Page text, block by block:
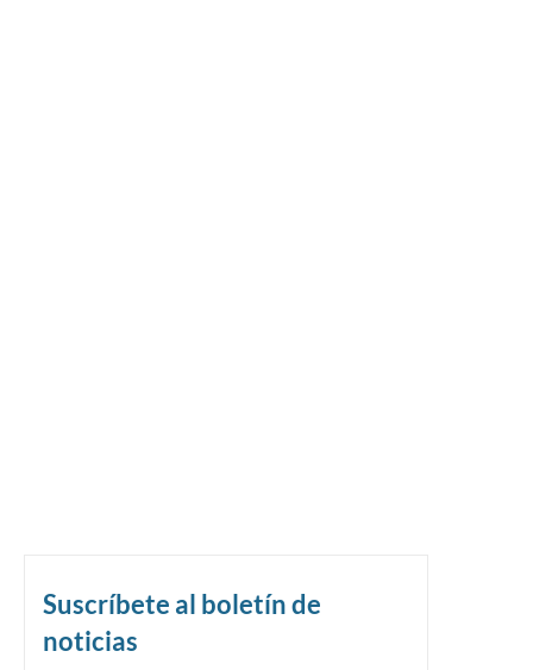
Suscríbete al boletín de
noticias